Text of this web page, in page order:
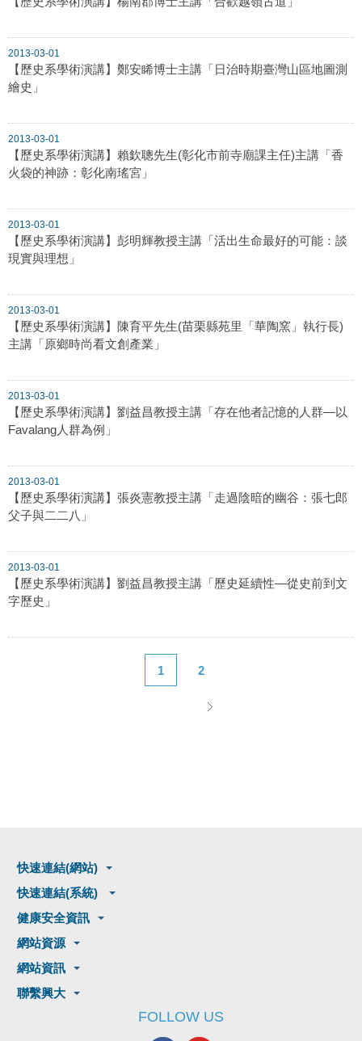
2013-03-01
【歷史系學術演講】鄭安睎博士主講「日治時期臺灣山區地圖測
繪史」
2013-03-01
【歷史系學術演講】賴欽聰先生(彰化市前寺廟課主任)主講「香
火袋的神跡：彰化南瑤宮」
2013-03-01
【歷史系學術演講】彭明輝教授主講「活出生命最好的可能：談
現實與理想」
2013-03-01
【歷史系學術演講】陳育平先生(苗栗縣苑里「華陶窯」執行長)
主講「原鄉時尚看文創產業」
2013-03-01
【歷史系學術演講】劉益昌教授主講「存在他者記憶的人群—以
Favalang人群為例」
2013-03-01
【歷史系學術演講】張炎憲教授主講「走過陰暗的幽谷：張七郎
父子與二二八」
2013-03-01
【歷史系學術演講】劉益昌教授主講「歷史延續性—從史前到文
字歷史」
1 2
快速連結(網站)
快速連結(系統)
健康安全資訊
網站資源
網站資訊
聯繫興大
FOLLOW US